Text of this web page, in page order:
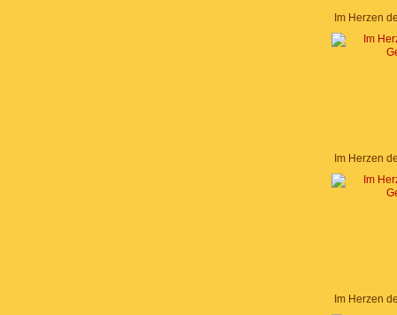
Im Herzen
Im Herzen
Im Herzen